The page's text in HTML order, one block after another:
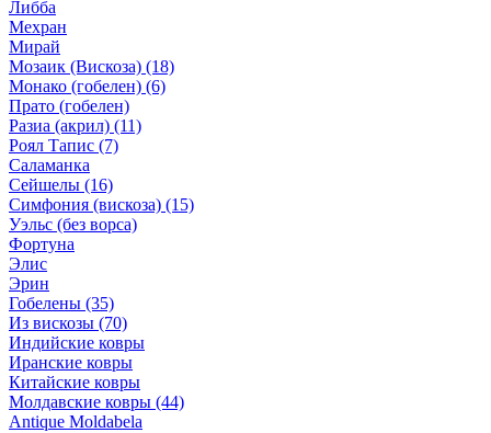
Либба
Мехран
Мирай
Мозаик (Вискоза) (18)
Монако (гобелен) (6)
Прато (гобелен)
Разиа (акрил) (11)
Роял Тапис (7)
Саламанка
Сейшелы (16)
Симфония (вискоза) (15)
Уэльс (без ворса)
Фортуна
Элис
Эрин
Гобелены (35)
Из вискозы (70)
Индийские ковры
Иранские ковры
Китайские ковры
Молдавские ковры (44)
Antique Moldabela